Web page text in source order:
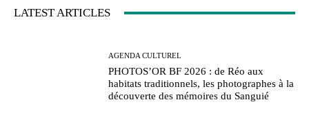
LATEST ARTICLES
AGENDA CULTUREL
PHOTOS’OR BF 2026 : de Réo aux
habitats traditionnels, les photographes à la
découverte des mémoires du Sanguié